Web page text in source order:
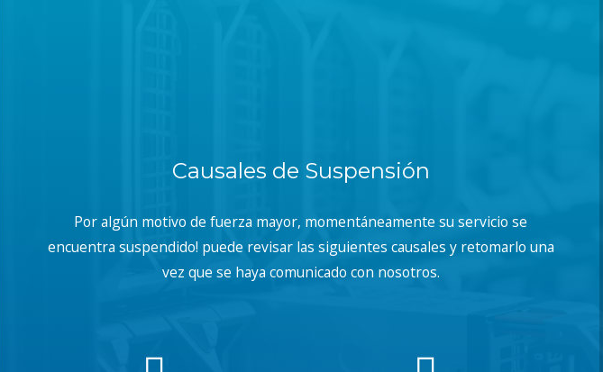
Causales de Suspensión
Por algún motivo de fuerza mayor, momentáneamente su servicio se
encuentra suspendido! puede revisar las siguientes causales y retomarlo una
vez que se haya comunicado con nosotros.